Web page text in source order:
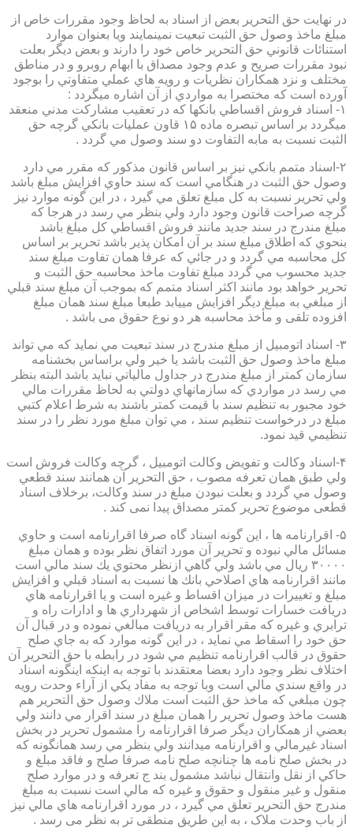
در نهايت حق التحرير بعض از اسناد به لحاظ وجود مقررات خاص از
مبلغ ماخذ وصول حق الثبت تبعيت نمينمايند ويا بعنوان موارد
استنائات قانوني حق التحرير خاص خود را دارند و بعض ديگر بعلت
نبود مقررات صريح و عدم وجود مصداق با ابهام روبرو و در مناطق
مختلف و نزد همكاران نظريات و رويه هاي عملي متفاوتي را بوجود
آورده است كه مختصرا به مواردي از آن اشاره ميگردد :
۱- اسناد فروش اقساطي بانكها كه در تعقيب مشاركت مدني منعقد
ميگردد بر اساس تبصره ماده ۱۵ قاون عمليات بانكي گرچه حق
الثبت نسبت به مابه التفاوت دو سند وصول مي گردد .
۲-اسناد متمم بانكي نيز بر اساس قانون مذكور كه مقرر مي دارد
وصول حق الثبت در هنگامي است كه سند حاوي افزايش مبلغ باشد
ولي تحرير نسبت به كل مبلغ تعلق مي گيرد ، در اين گونه موارد نيز
گرچه صراحت قانون وجود دارد ولي بنظر مي رسد در هرجا كه
مبلغ مندرج در سند جديد مانند فروش اقساطي كل مبلغ باشد
بنحوي كه اطلاق مبلغ سند بر آن امكان پذير باشد تحرير بر اساس
كل محاسبه مي گردد و در جائي كه عرفا همان تفاوت مبلغ سند
جديد محسوب مي گردد مبلغ تفاوت ماخذ محاسبه حق الثبت و
تحرير خواهد بود مانند اكثر اسناد متمم كه بموجب آن مبلغ سند قبلي
از مبلغي به مبلغ ديگر افزايش مييابد طبعا مبلغ سند همان مبلغ
افزوده تلقی و مأخذ محاسبه هر دو نوع حقوق می باشد .
۳- اسناد اتومبيل از مبلغ مندرج در سند تبعيت مي نمايد كه مي تواند
مبلغ ماخذ وصول حق الثبت باشد يا خير ولي براساس بخشنامه
سازمان كمتر از مبلغ مندرج در جداول مالياتي نبايد باشد البته بنظر
مي رسد در مواردي كه سازمانهاي دولتي به لحاظ مقررات مالي
خود مجبور به تنظيم سند با قيمت كمتر باشند به شرط اعلام كتبي
مبلغ در درخواست تنظيم سند ، مي توان مبلغ مورد نظر را در سند
تنظيمي قيد نمود.
۴-اسناد وكالت و تفويض وكالت اتومبيل ، گرچه وكالت فروش است
ولي طبق همان تعرفه مصوب ، حق التحرير آن همانند سند قطعي
وصول مي گردد و بعلت نبودن مبلغ در سند وكالت، برخلاف اسناد
قطعی موضوع تحریر کمتر مصداق پیدا نمی کند .
۵- اقرارنامه ها ، اين گونه اسناد گاه صرفا اقرارنامه است و حاوي
مسائل مالي نبوده و تحرير آن مورد اتفاق نظر بوده و همان مبلغ
۳۰۰۰۰ ريال مي باشد ولي گاهي ازنظر محتوي يك سند مالي است
مانند اقرارنامه هاي اصلاحي بانك ها نسبت به اسناد قبلي و افزايش
مبلغ و تغييرات در ميزان اقساط و غيره است و يا اقرارنامه هاي
دريافت خسارات توسط اشخاص از شهرداري ها و ادارات راه و
ترابري و غيره كه مقر اقرار به دريافت مبالغي نموده و در قبال آن
حق خود را اسقاط مي نمايد ، در اين گونه موارد كه به جاي صلح
حقوق در قالب اقرارنامه تنظيم مي شود در رابطه با حق التحرير آن
اختلاف نظر وجود دارد بعضا معتقدند با توجه به اينكه اينگونه اسناد
در واقع سندي مالي است وبا توجه به مفاد يكي از آراء وحدت رويه
چون مبلغي كه ماخذ حق الثبت است ملاك وصول حق التحرير هم
هست ماخذ وصول تحرير را همان مبلغ در سند اقرار مي دانند ولي
بعضي از همكاران ديگر صرفا اقرارنامه را مشمول تحرير در بخش
اسناد غيرمالي و اقرارنامه ميدانند ولي بنظر مي رسد همانگونه كه
در بخش صلح نامه ها چنانچه صلح نامه صرفا صلح و فاقد مبلغ و
حاكي از نقل وانتقال نباشد مشمول بند ج تعرفه و در موارد صلح
منقول و غير منقول و حقوق و غيره كه مالي است نسبت به مبلغ
مندرج حق التحرير تعلق مي گيرد ، در مورد اقرارنامه هاي مالي نيز
از باب وحدت ملاک ، به این طریق منطقی تر به نظر می رسد .